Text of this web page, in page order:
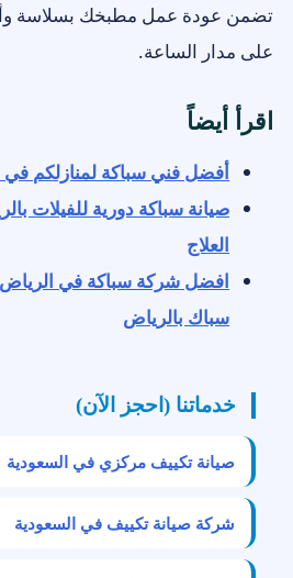
تضمن عودة عمل مطبخك بسلاسة
على مدار الساعة.
اقرأ أيضاً
أفضل فني سباكة لمنازلكم
صيانة سباكة دورية للفيلات
العلاج
سباك بالرياض
خدماتنا (احجز الآن)
صيانة تكييف مركزي في السعودية
شركة صيانة تكييف في السعودية